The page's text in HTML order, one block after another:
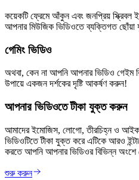
কয়েকটি ফ্রেমে আঁকুন এবং জনপ্রিয় স্ক্রিবল
আপনার মিউজিক ভিডিওতে ব্যক্তিগত
গেমিং ভিডিও
অথবা, কেন না আপনি আপনার ভিডিও গেইম
উপায়ে একজন দর্শকের দৃষ্টি আকর্ষণ করুন!
আপনার ভিডিওতে টীকা যুক্ত করুন
আমাদের ইমোজিস, লোগো, তীরচিহ্ন ও
ভিডিওটিতে টীকা যুক্ত করে এটিকে আরও
করতে আপনি আপনার ভিডিওর বিভিন্ন অংশে
শুরু করুন